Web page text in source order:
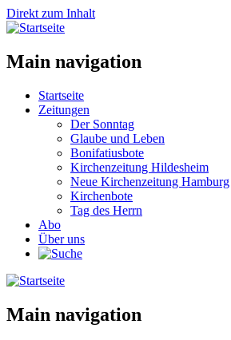
Direkt zum Inhalt
Main navigation
Startseite
Zeitungen
Der Sonntag
Glaube und Leben
Bonifatiusbote
Kirchenzeitung Hildesheim
Neue Kirchenzeitung Hamburg
Kirchenbote
Tag des Herrn
Abo
Über uns
Main navigation